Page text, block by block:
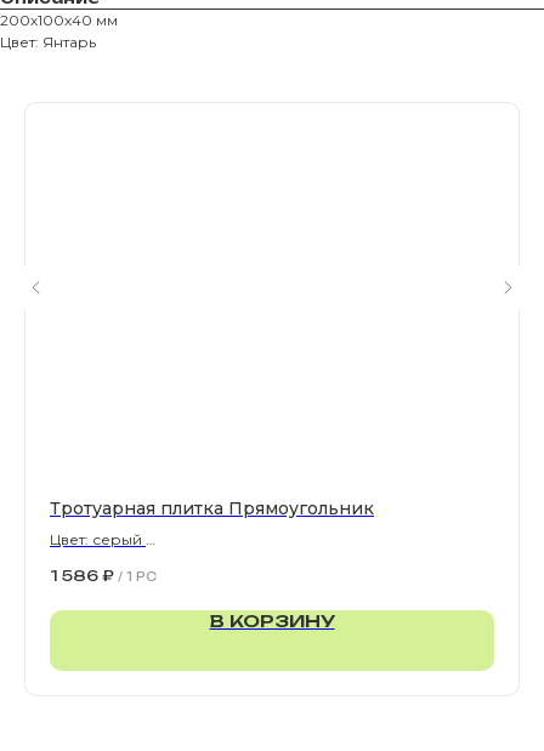
200х100х40 мм
Цвет: Янтарь
Тротуарная плитка Прямоугольник
Цвет: серый
1 586 ₽ / 1 PC
В КОРЗИНУ